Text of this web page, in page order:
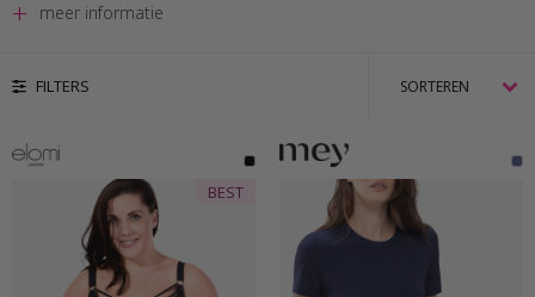
meer informatie
FILTERS
BEST